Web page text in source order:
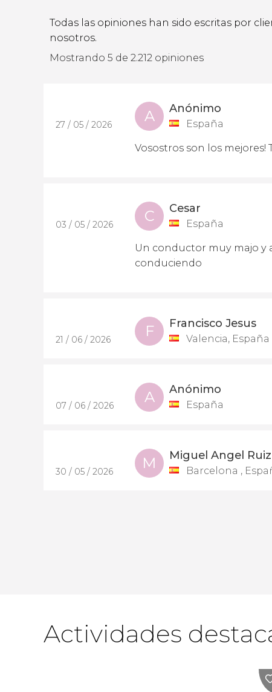
Todas las opiniones han sido escritas por
nosotros.
Mostrando 5 de 2.212 opiniones
27 / 05 / 2026 A Anónimo
España
Vosostros son los mejores!
03 / 05 / 2026 C Cesar
España
Un conductor muy majo y
conduciendo
21 / 06 / 2026 F Francisco Jesus
Valencia, España
07 / 06 / 2026 A Anónimo
España
30 / 05 / 2026 M Miguel Angel
Barcelona ,
Actividades